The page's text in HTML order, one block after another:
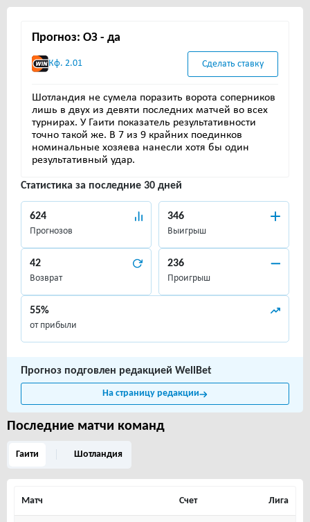
Прогноз: ОЗ - да
Кф. 2.01 Сделать ставку
Шотландия не сумела поразить ворота соперников
лишь в двух из девяти последних матчей во всех
турнирах. У Гаити показатель результативности
точно такой же. В 7 из 9 крайних поединков
номинальные хозяева нанесли хотя бы один
результативный удар.
Статистика за последние 30 дней
624
Прогнозов
346
Выигрыш
42
Возврат
236
Проигрыш
55%
от прибыли
Прогноз подговлен редакцией WellBet
На страницу редакции
Последние матчи команд
Гаити Шотландия
Матч Счет Лига